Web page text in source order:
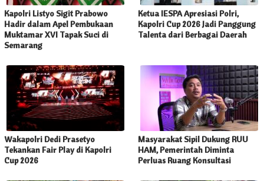
Kapolri Listyo Sigit Prabowo
Hadir dalam Apel Pembukaan
Muktamar XVI Tapak Suci di
Semarang
Ketua IESPA Apresiasi Polri,
Kapolri Cup 2026 Jadi Panggung
Talenta dari Berbagai Daerah
Wakapolri Dedi Prasetyo
Tekankan Fair Play di Kapolri
Cup 2026
Masyarakat Sipil Dukung RUU
HAM, Pemerintah Diminta
Perluas Ruang Konsultasi